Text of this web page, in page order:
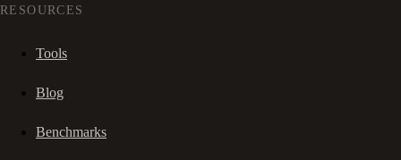
RESOURCES
Tools
Blog
Benchmarks